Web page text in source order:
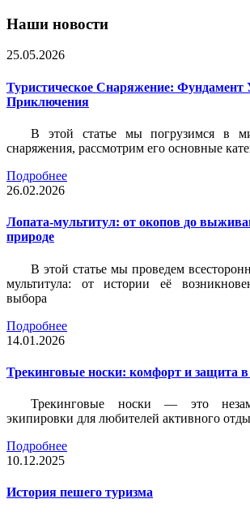
Наши новости
25.05.2026
Туристическое Снаряжение: Фундамент
Приключения
В этой статье мы погрузимся в
снаряжения, рассмотрим его основные
Подробнее
26.02.2026
Лопата-мультитул: от окопов до
природе
В этой статье мы проведем
мультитула: от истории её
выбора
Подробнее
14.01.2026
Трекинговые носки: комфорт и защита в
Трекинговые носки — это
экипировки для любителей активного
Подробнее
10.12.2025
История пешего туризма